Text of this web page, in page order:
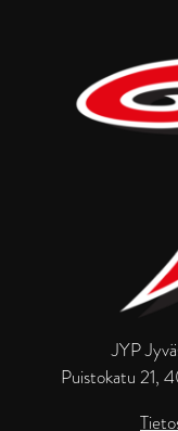
JYP
Puistokatu 21,